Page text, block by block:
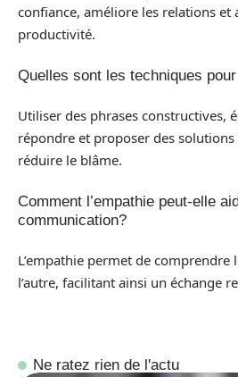
confiance, améliore les relations et
productivité.
Quelles sont les techniques
Utiliser des phrases constructives,
répondre et proposer des
réduire le blâme.
Comment l’empathie peut-elle
communication?
L’empathie permet de comprendre
l’autre, facilitant ainsi un échange
Ne ratez rien de l'actu